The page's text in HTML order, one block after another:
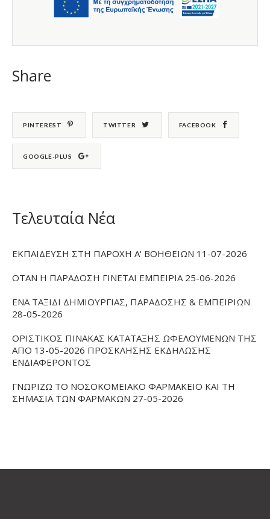
Share
PINTEREST TWITTER FACEBOOK
GOOGLE-PLUS
Τελευταία Νέα
ΕΚΠΑΙΔΕΥΣΗ ΣΤΗ ΠΑΡΟΧΗ Α' ΒΟΗΘΕΙΩΝ 11-07-2026
ΟΤΑΝ Η ΠΑΡΑΔΟΣΗ ΓΙΝΕΤΑΙ ΕΜΠΕΙΡΙΑ 25-06-2026
ΕΝΑ ΤΑΞΙΔΙ ΔΗΜΙΟΥΡΓΙΑΣ, ΠΑΡΑΔΟΣΗΣ & ΕΜΠΕΙΡΙΩΝ
28-05-2026
ΟΡΙΣΤΙΚΟΣ ΠΙΝΑΚΑΣ ΚΑΤΑΤΑΞΗΣ ΩΦΕΛΟΥΜΕΝΩΝ ΤΗΣ
ΑΠΟ 13-05-2026 ΠΡΟΣΚΛΗΣΗΣ ΕΚΔΗΛΩΣΗΣ
ΕΝΔΙΑΦΕΡΟΝΤΟΣ
ΓΝΩΡΙΖΩ ΤΟ ΝΟΣΟΚΟΜΕΙΑΚΟ ΦΑΡΜΑΚΕΙΟ ΚΑΙ ΤΗ
ΣΗΜΑΣΙΑ ΤΩΝ ΦΑΡΜΑΚΩΝ 27-05-2026